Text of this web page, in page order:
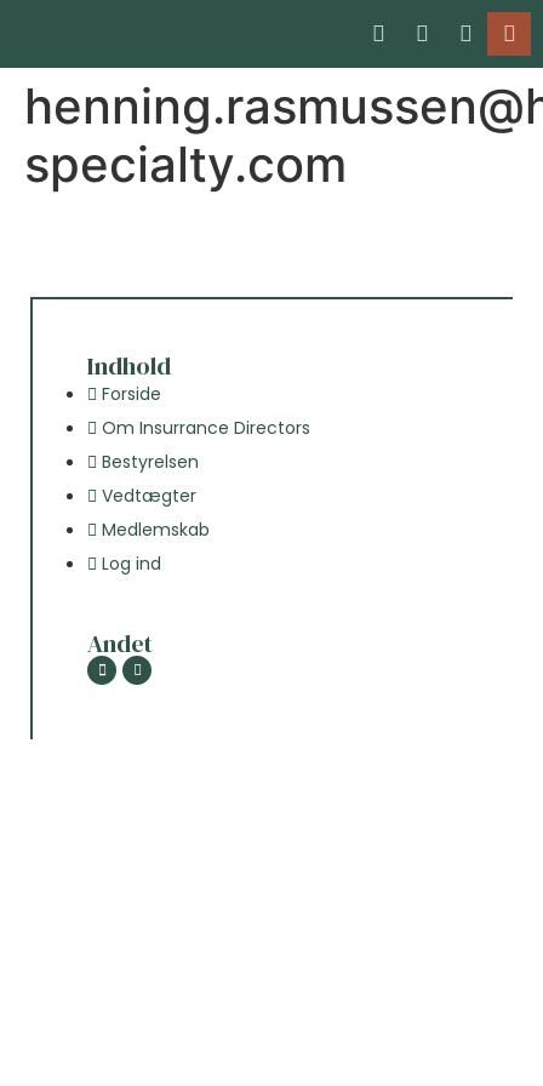
specialty.com
Indhold
Forside
Om Insurrance Directors
Bestyrelsen
Vedtægter
Medlemskab
Log ind
Andet